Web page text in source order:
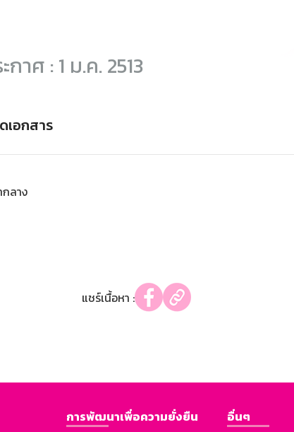
าศ : 1 ม.ค. 2513
เอกสาร
กลาง
แชร์เนื้อหา :
การพัฒนาเพื่อความยั่งยืน
อื่นๆ